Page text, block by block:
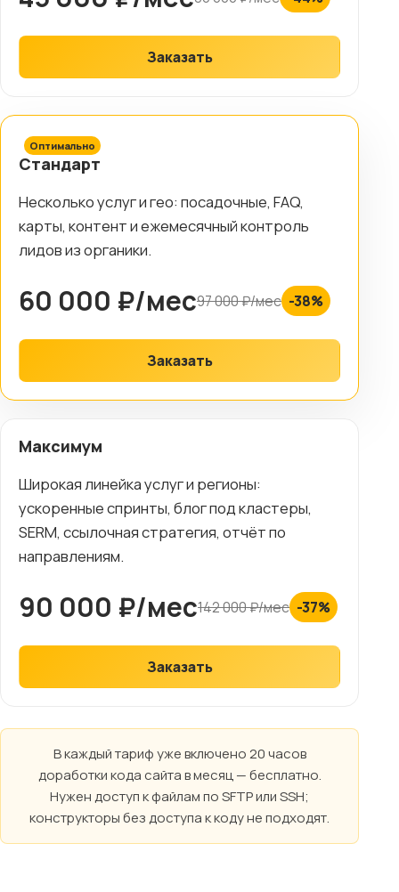
Заказать
Оптимально
Стандарт
Несколько услуг и гео: посадочные, FAQ,
карты, контент и ежемесячный контроль
лидов из органики.
60 000 ₽/мес97 000 ₽/мес -38%
Заказать
Максимум
Широкая линейка услуг и регионы:
ускоренные спринты, блог под кластеры,
SERM, ссылочная стратегия, отчёт по
направлениям.
90 000 ₽/мес142 000 ₽/мес -37%
Заказать
В каждый тариф уже включено 20 часов
доработки кода сайта в месяц — бесплатно.
Нужен доступ к файлам по SFTP или SSH;
конструкторы без доступа к коду не подходят.